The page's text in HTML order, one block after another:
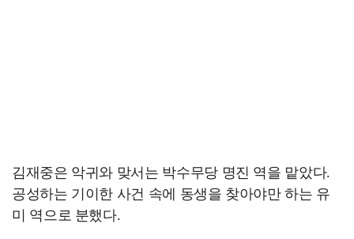
김재중은 악귀와 맞서는 박수무당 명진 역을 맡았다.
공성하는 기이한 사건 속에 동생을 찾아야만 하는 유
미 역으로 분했다.